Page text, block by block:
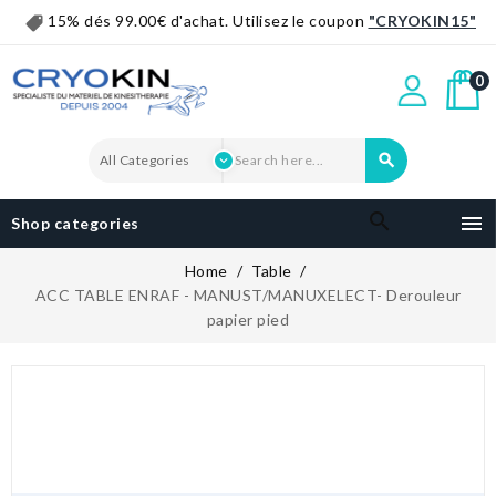
15% dés 99.00€ d'achat. Utilisez le coupon "CRYOKIN15"
0

Shop categories 
Home
Table
ACC TABLE ENRAF - MANUST/MANUXELECT- Derouleur
papier pied